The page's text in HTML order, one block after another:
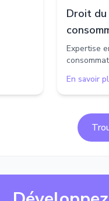
Droit
Expertise
En savoir